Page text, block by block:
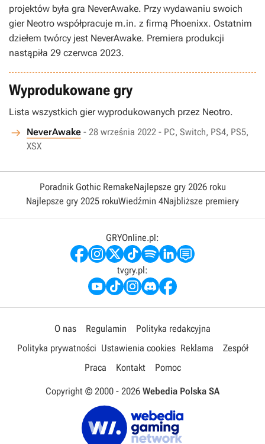
projektów była gra NeverAwake. Przy wydawaniu swoich
gier Neotro współpracuje m.in. z firmą Phoenixx. Ostatnim
dziełem twórcy jest NeverAwake. Premiera produkcji
nastąpiła 29 czerwca 2023.
Wyprodukowane gry
Lista wszystkich gier wyprodukowanych przez Neotro.
NeverAwake - 28 września 2022 - PC, Switch, PS4, PS5,
XSX
Poradnik Gothic RemakeNajlepsze gry 2026 roku
Najlepsze gry 2025 rokuWiedźmin 4Najbliższe premiery
GRYOnline.pl:
tvgry.pl:
O nas Regulamin
Polityka redakcyjna
Polityka prywatności Ustawienia cookies Reklama
Zespół
Praca
Kontakt Pomoc
Copyright © 2000 - 2026 Webedia Polska SA